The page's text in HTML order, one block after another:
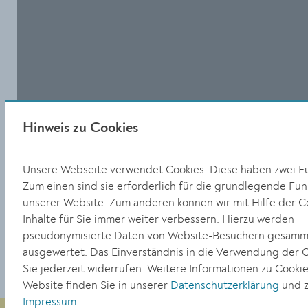
TEILEN
Hinweis zu Cookies
Unsere Webseite verwendet Cookies. Diese haben zwei
Zum einen sind sie erforderlich für die grundlegende
unserer Website. Zum anderen können wir mit Hilfe der
Inhalte für Sie immer weiter verbessern. Hierzu werden
pseudonymisierte Daten von Website-Besuchern
ausgewertet. Das Einverständnis in die Verwendung der
Sie jederzeit widerrufen. Weitere Informationen zu
Website finden Sie in unserer Datenschutzerklärung und
Impressum.